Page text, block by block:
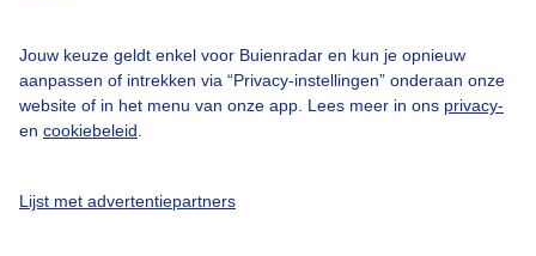
Jouw keuze geldt enkel voor Buienradar en kun je opnieuw
aanpassen of intrekken via “Privacy-instellingen” onderaan onze
website of in het menu van onze app. Lees meer in ons privacy-
en cookiebeleid
Lijst met advertentiepartners
Privacy instellingen
Gratis weerdata
Buienradar